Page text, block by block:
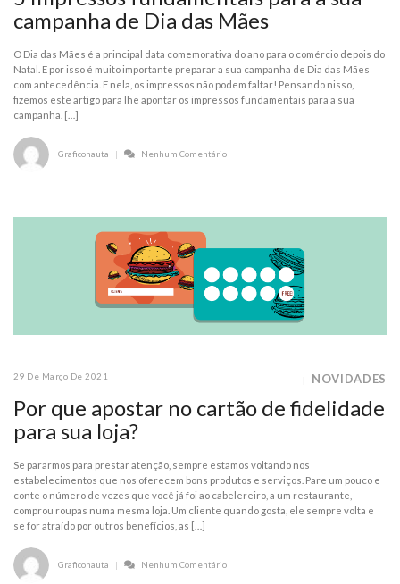
campanha de Dia das Mães
O Dia das Mães é a principal data comemorativa do ano para o comércio depois do
Natal. E por isso é muito importante preparar a sua campanha de Dia das Mães
com antecedência. E nela, os impressos não podem faltar! Pensando nisso,
fizemos este artigo para lhe apontar os impressos fundamentais para a sua
campanha. […]
Graficonauta Nenhum Comentário
29 De Março De 2021 NOVIDADES
Por que apostar no cartão de fidelidade
para sua loja?
Se pararmos para prestar atenção, sempre estamos voltando nos
estabelecimentos que nos oferecem bons produtos e serviços. Pare um pouco e
conte o número de vezes que você já foi ao cabelereiro, a um restaurante,
comprou roupas numa mesma loja. Um cliente quando gosta, ele sempre volta e
se for atraído por outros benefícios, as […]
Graficonauta Nenhum Comentário